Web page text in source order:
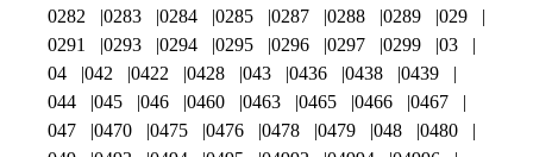
0282
0283 0284 0285 0287 0288 0289
029
0291
0293 0294 0295 0296 0297 0299
03
04
042 0422 0428 043 0436 0438
0439
044
045 046 0460 0463 0465 0466
0467
047
0470 0475 0476 0478 0479 048
0480